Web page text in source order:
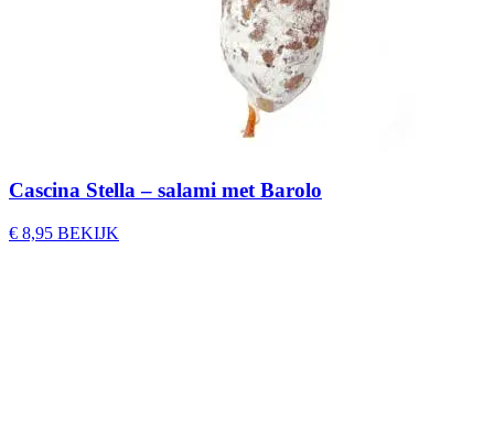
Cascina Stella – salami met Barolo
€ 8,95 BEKIJK